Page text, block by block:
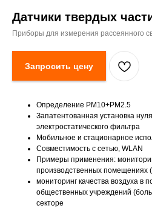
Датчики твердых
Приборы для измерения рассеянного
Запросить цену
Определение PM10+PM2.5
Запатентованная установка
электростатического фильтра
Мобильное и стационарное
Совместимость с сетью, WLAN
Примеры применения:
производственных помещениях
мониторинг качества воздуха в
общественных учреждений
секторе